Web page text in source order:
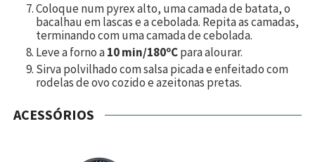
Coloque num pyrex alto, uma camada de batata, o
bacalhau em lascas e a cebolada. Repita as camadas,
terminando com uma camada de cebolada.
Leve a forno a10 min/180ºCpara alourar.
Sirva polvilhado com salsa picada e enfeitado com
rodelas de ovo cozido e azeitonas pretas.
ACESSÓRIOS